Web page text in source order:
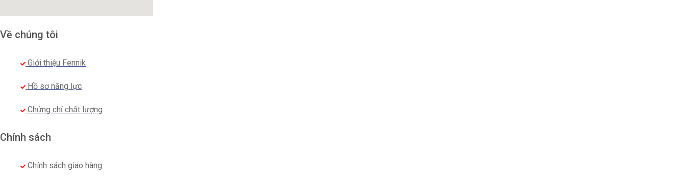
Về chúng tôi
Giới thiệu Fennik
Hồ sơ năng lực
Chứng chỉ chất lượng
Chính sách
Chính sách giao hàng